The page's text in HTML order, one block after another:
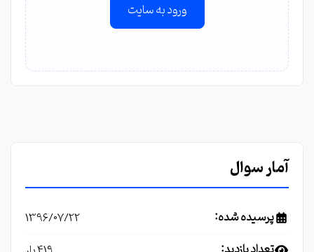
ورود به سایت
آمار سوال
پرسیده شده: 1396/07/22